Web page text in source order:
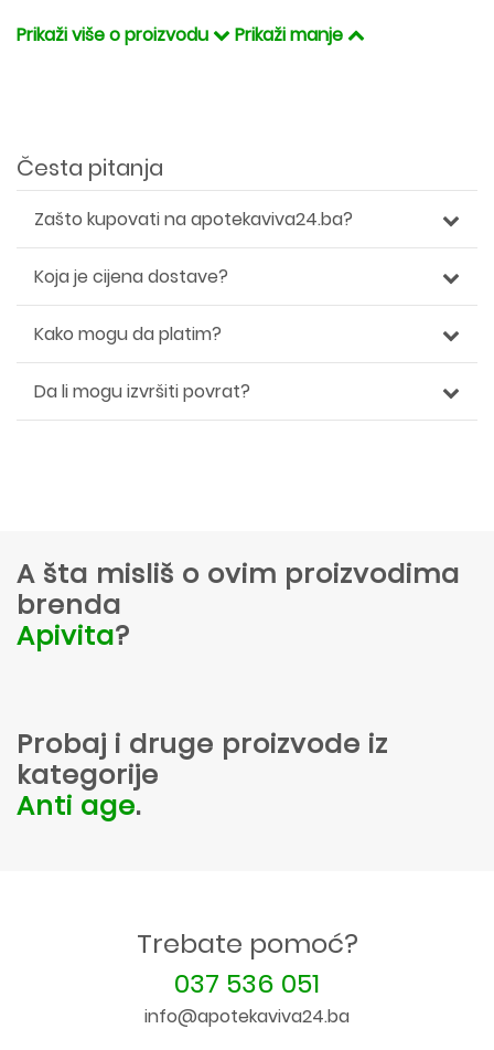
Prikaži više o proizvodu
Prikaži manje
Česta pitanja
Zašto kupovati na apotekaviva24.ba?
Koja je cijena dostave?
Kako mogu da platim?
Da li mogu izvršiti povrat?
A šta misliš o ovim proizvodima
brenda
Apivita?
Probaj i druge proizvode iz
kategorije
Anti age.
Trebate pomoć?
037 536 051
info@apotekaviva24.ba